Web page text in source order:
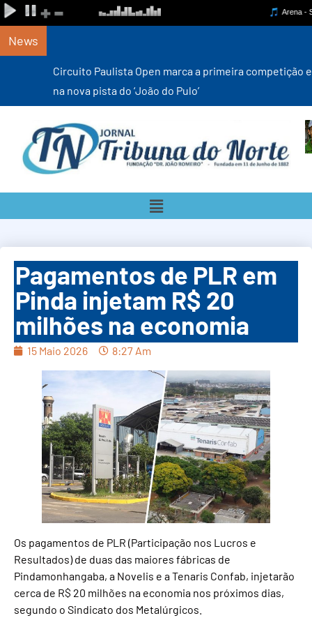
News
Circuito Paulista Open marca a primeira competição estadual
na nova pista do ‘João do Pulo’
Pagamentos de PLR em
Pinda injetam R$ 20
milhões na economia
15 Maio 2026 8:27 Am
Os pagamentos de PLR (Participação nos Lucros e
Resultados) de duas das maiores fábricas de
Pindamonhangaba, a Novelis e a Tenaris Confab, injetarão
cerca de R$ 20 milhões na economia nos próximos dias,
segundo o Sindicato dos Metalúrgicos.